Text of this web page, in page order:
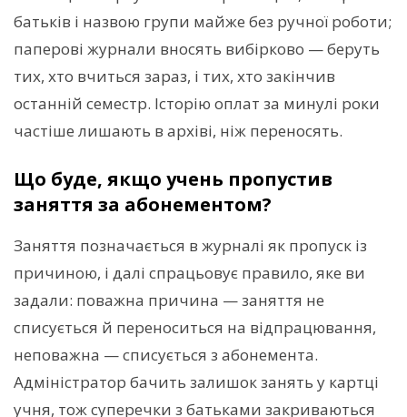
батьків і назвою групи майже без ручної роботи;
паперові журнали вносять вибірково — беруть
тих, хто вчиться зараз, і тих, хто закінчив
останній семестр. Історію оплат за минулі роки
частіше лишають в архіві, ніж переносять.
Що буде, якщо учень пропустив
заняття за абонементом?
Заняття позначається в журналі як пропуск із
причиною, і далі спрацьовує правило, яке ви
задали: поважна причина — заняття не
списується й переноситься на відпрацювання,
неповажна — списується з абонемента.
Адміністратор бачить залишок занять у картці
учня, тож суперечки з батьками закриваються